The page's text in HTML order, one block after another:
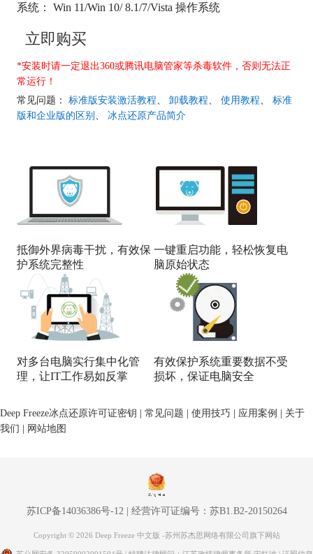
系统： Win 11/Win 10/ 8.1/7/Vista 操作系统
立即购买
*安装时请一定退出360或腾讯电脑管家等杀毒软件，否则无法正
常运行！
常见问题： 标准版安装激活教程、 卸载教程、 使用教程、 标准
版和企业版的区别 、 冰点还原产品简介
抵御外界病毒干扰，有效保
护系统完整性
一键重启功能，轻松恢复电
脑原始状态
对多台电脑实行集中化管
理，让IT工作易如反掌
有效保护系统重要数据不受
损坏，保证电脑安全
Deep Freeze冰点还原许可证密钥 常见问题 使用技巧 应用案例
关于
我们
网站地图
苏ICP备14036386号-12| 经营许可证编号：苏B1.B2-20150264
Copyright © 2026 Deep Freeze 中文版 -苏州苏杰思网络有限公司旗下网站